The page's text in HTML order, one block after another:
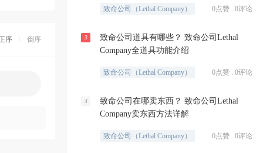
序 倒序
致命公司（Lethal Company） 0点赞 . 0评论
3
致命公司道具有哪些？ 致命公司Lethal
Company全道具功能介绍
致命公司（Lethal Company） 0点赞 . 0评论
4
致命公司在哪卖东西？ 致命公司Lethal
Company卖东西方法详解
致命公司（Lethal Company） 0点赞 . 0评论